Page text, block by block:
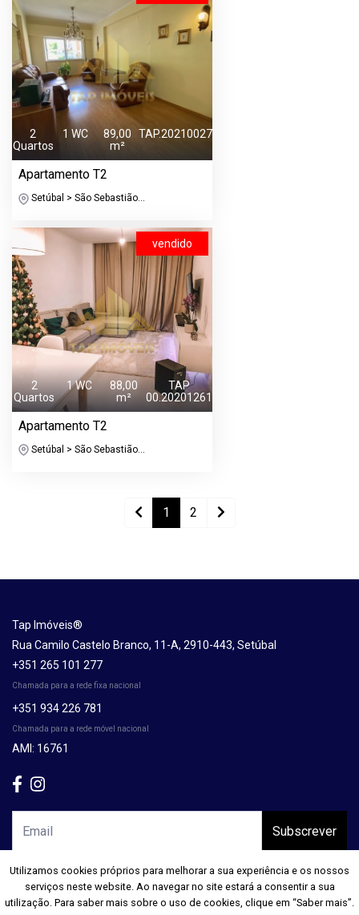
Utilizamos cookies próprios para melhorar a sua experiência e os nossos
serviços neste website. Ao navegar no site estará a consentir a sua
utilização. Para saber mais sobre o uso de cookies, clique em “Saber mais”.
2
Quartos
1 WC
89,00
m²
TAP.20210027
Apartamento T2
Setúbal > São Sebastião...
vendido
2
Quartos
1 WC
88,00
m²
TAP
00.20201261
Apartamento T2
Setúbal > São Sebastião...
1 2
Tap Imóveis®
Rua Camilo Castelo Branco, 11-A, 2910-443, Setúbal
+351 265 101 277
Chamada para a rede fixa nacional
+351 934 226 781
Chamada para a rede móvel nacional
AMI: 16761
Subscrever
Utilizamos cookies próprios para melhorar a sua experiência e os nossos
serviços neste website. Ao navegar no site estará a consentir a sua
utilização. Para saber mais sobre o uso de cookies, clique em “Saber mais”.